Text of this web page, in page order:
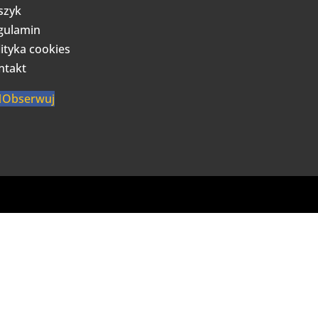
cookies
Obserwuj